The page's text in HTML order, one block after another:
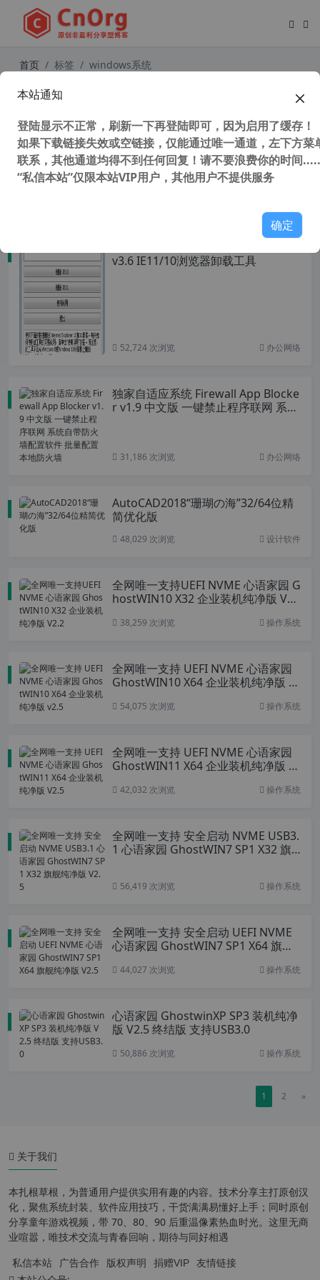
首页 标签 windows系统
独家汉化 RemoteApp Tool v6.1 中文
本地电脑运行远程电脑上的软件 无边
界办公 远程虚拟应用
v3.6 IE11/10浏览器卸载工具
52,724 次浏览 办公网络
独家自适应系统 Firewall App Blocke
r v1.9 中文版 一键禁止程序联网 系统
31,186 次浏览 办公网络
AutoCAD2018“珊瑚の海”32/64位精
简优化版
48,029 次浏览 设计软件
全网唯一支持UEFI NVME 心语家园 G
hostWIN10 X32 企业装机纯净版 V2.
38,259 次浏览 操作系统
全网唯一支持 UEFI NVME 心语家园
GhostWIN10 X64 企业装机纯净版 v
54,075 次浏览 操作系统
全网唯一支持 UEFI NVME 心语家园
GhostWIN11 X64 企业装机纯净版 V
42,032 次浏览 操作系统
全网唯一支持 安全启动 NVME USB3.
1 心语家园 GhostWIN7 SP1 X32 旗
56,419 次浏览 操作系统
全网唯一支持 安全启动 UEFI NVME
心语家园 GhostWIN7 SP1 X64 旗舰
44,027 次浏览 操作系统
心语家园 GhostwinXP SP3 装机纯净
版 V2.5 终结版 支持USB3.0
50,886 次浏览 操作系统
1 2 »
关于我们
本扎根草根，为普通用户提供实用有趣的内容。技术分享主打原创汉
化，聚焦系统封装、软件应用技巧，干货满满易懂好上手；同时原创
分享童年游戏视频，带 70、80、90 后重温像素热血时光。这里无商
业喧嚣，唯技术交流与青春回响，期待与同好相遇
私信本站 广告合作 版权声明 捐赠VIP 友情链接
本站通知
登陆显示不正常，刷新一下再登陆即可，因为启用了缓存！
如果下载链接失效或空链接，仅能通过唯一通道，左下方菜
联系，其他通道均得不到任何回复！请不要浪费你的时间
“私信本站”仅限本站VIP用户，其他用户不提供服务
确定